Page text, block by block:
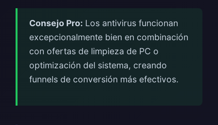
Consejo Pro: Los antivirus funcionan
excepcionalmente bien en combinación
con ofertas de limpieza de PC o
optimización del sistema, creando
funnels de conversión más efectivos.